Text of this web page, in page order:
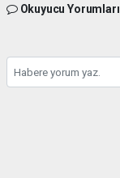
Okuyucu Yorumları